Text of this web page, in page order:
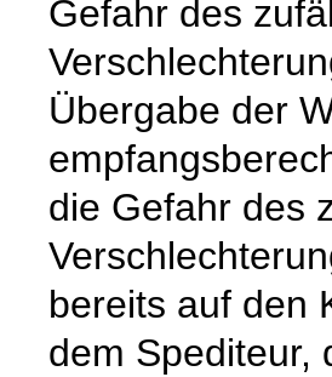
Gefahr des
Übergabe der
die Gefahr des
bereits auf den
dem Spediteur,